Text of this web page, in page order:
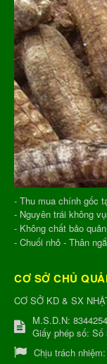
- Thu mua chính gốc
- Nguyên trái không
- Không chất bảo
- Chuối nhỏ - Thân
CƠ SỞ CHỦ
CƠ SỞ KD & SX
M.S.D.N:
Giấy phép số: Số
Chịu trách nhiệm: